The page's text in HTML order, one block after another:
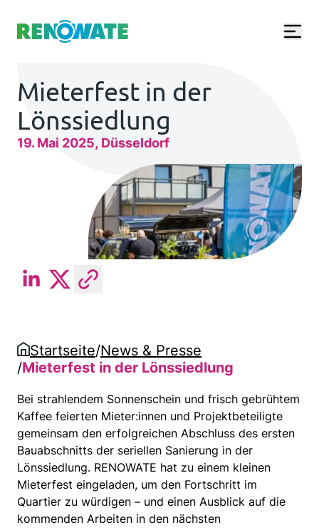
19. Mai 2025 Düsseldorf
Mieterfest in der
Lönssiedlung
Startseite/News & Presse
/Mieterfest in der Lönssiedlung
Bei strahlendem Sonnenschein und frisch gebrühtem
Kaffee feierten Mieter:innen und Projektbeteiligte
gemeinsam den erfolgreichen Abschluss des ersten
Bauabschnitts der seriellen Sanierung in der
Lönssiedlung. RENOWATE hat zu einem kleinen
Mieterfest eingeladen, um den Fortschritt im
Quartier zu würdigen – und einen Ausblick auf die
kommenden Arbeiten in den nächsten